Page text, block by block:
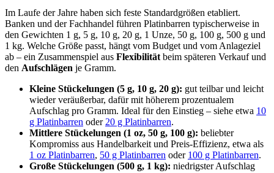
Im Laufe der Jahre haben sich feste Standardgrößen etabliert.
Banken und der Fachhandel führen Platinbarren typischerweise in
den Gewichten 1 g, 5 g, 10 g, 20 g, 1 Unze, 50 g, 100 g, 500 g und
1 kg. Welche Größe passt, hängt vom Budget und vom Anlageziel
ab – ein Zusammenspiel aus Flexibilität beim späteren Verkauf und
den Aufschlägen je Gramm.
Kleine Stückelungen (5 g, 10 g, 20 g): gut teilbar und leicht
wieder veräußerbar, dafür mit höherem prozentualem
Aufschlag pro Gramm. Ideal für den Einstieg – siehe etwa 10
g Platinbarren oder 20 g Platinbarren.
Mittlere Stückelungen (1 oz, 50 g, 100 g): beliebter
Kompromiss aus Handelbarkeit und Preis-Effizienz, etwa als
1 oz Platinbarren, 50 g Platinbarren oder 100 g Platinbarren.
Große Stückelungen (500 g, 1 kg): niedrigster Aufschlag